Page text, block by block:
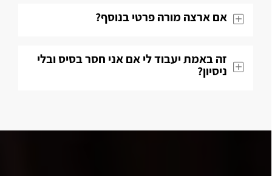
אם ארצה מורה פרטי בנוסף?
זה באמת יעבוד לי אם אני חסר בסיס ובלי
ניסיון?